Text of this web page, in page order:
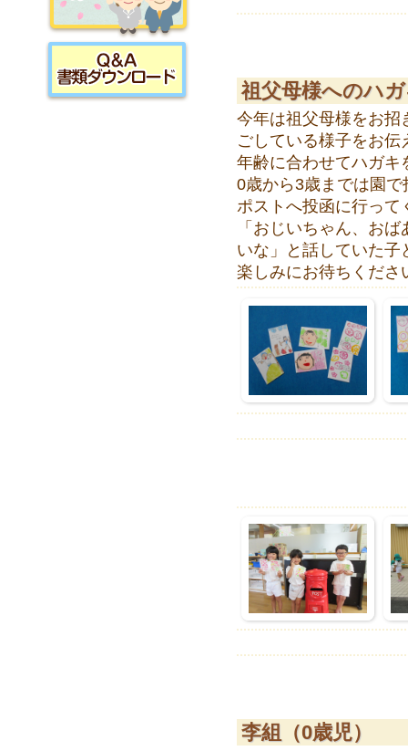
採用情報
祖父母様へのハ
今年は祖父母様をお招
ごしている様子をお伝
年齢に合わせてハガキ
0歳から3歳までは園
ポストへ投函に行って
「おじいちゃん、お
いな」と話していた子
楽しみにお待ちくださ
李組（0歳児）